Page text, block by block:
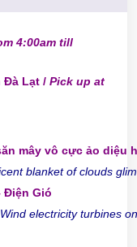
4:00am till
Đà Lạt / Pick up at
mây vô cực ảo diệu
blanket of clouds
Điện Gió
electricity turbines